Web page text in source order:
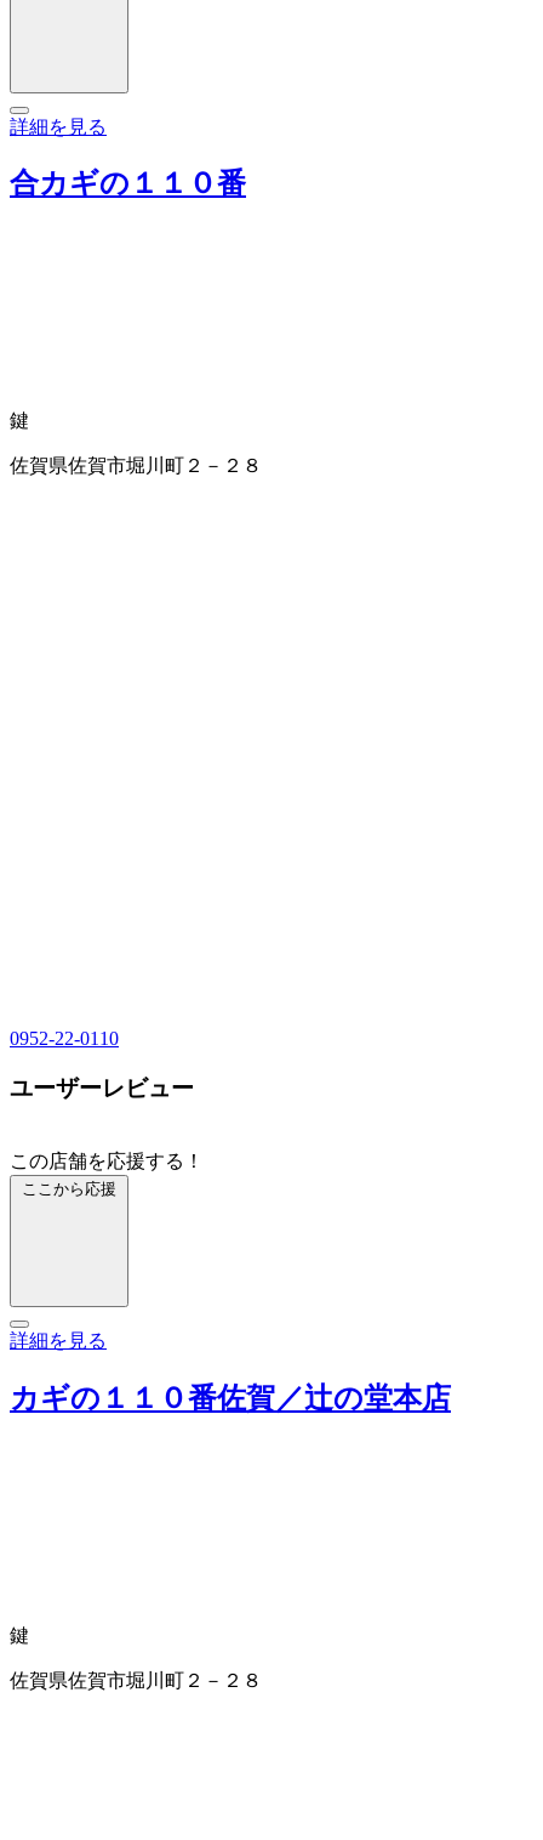
詳細を見る
合カギの１１０番
鍵
佐賀県佐賀市堀川町２－２８
0952-22-0110
ユーザーレビュー
この店舗を応援する！
ここから応援
詳細を見る
カギの１１０番佐賀／辻の堂本店
鍵
佐賀県佐賀市堀川町２－２８